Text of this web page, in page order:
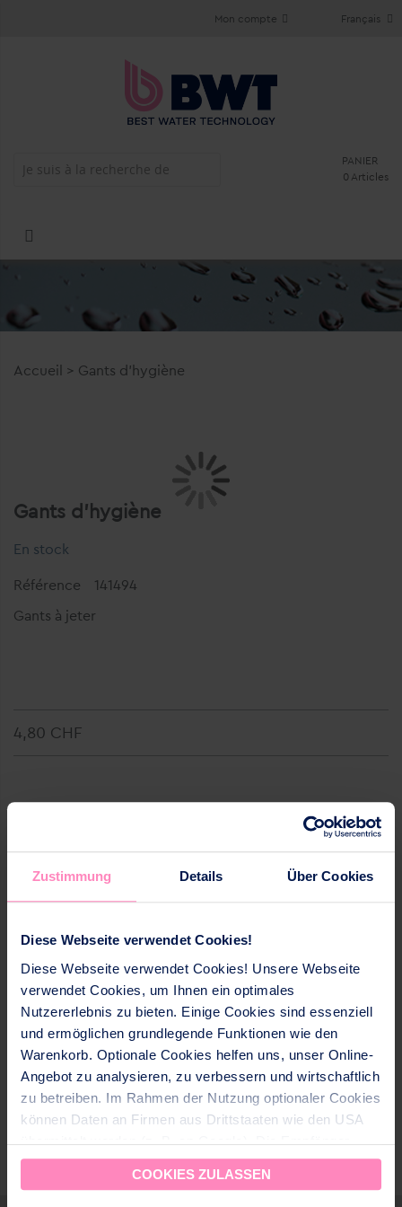
Zustimmung Details Über Cookies
Diese Webseite verwendet Cookies!
Diese Webseite verwendet Cookies! Unsere Webseite
verwendet Cookies, um Ihnen ein optimales
Nutzererlebnis zu bieten. Einige Cookies sind essenziell
und ermöglichen grundlegende Funktionen wie den
Warenkorb. Optionale Cookies helfen uns, unser Online-
Angebot zu analysieren, zu verbessern und wirtschaftlich
zu betreiben. Im Rahmen der Nutzung optionaler Cookies
können Daten an Firmen aus Drittstaaten wie den USA
übermittelt werden (z. B. an Google). Die Empfänger
dieser Daten sind im CH-US Data Privacy Framework
(DPF) gelistet, dass ein angemessenes
COOKIES ZULASSEN
Français
Mon compte
PANIER
0 Articles
Accueil > Gants d'hygiène
Gants d'hygiène
En stock
Référence
141494
Gants à jeter
4,80 CHF
Qté Ajouter au panier
Pour la nettoyage de l'appareil AQUAdrink.
Contenance: 10 pièces
VOUS AIMEREZ AUSSI PRODUITS SIMILAIRES